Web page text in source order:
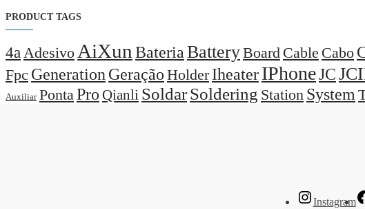
PRODUCT TAGS
4aAdesivoAiXunBateriaBatteryBoard Cable Cabo
Fpc GenerationGeração Holder IheaterIPhoneJC
Auxiliar PontaPro Qianli SoldarSoldering Station System
Instagram